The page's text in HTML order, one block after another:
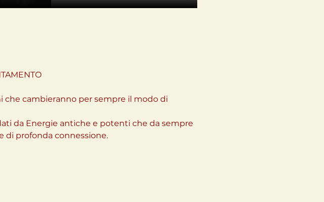
che cambieranno per sempre il modo di
da Energie antiche e potenti che da sempre
di profonda connessione.